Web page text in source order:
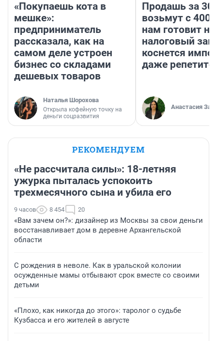
«Покупаешь кота в
мешке»:
предприниматель
рассказала, как на
самом деле устроен
бизнес со складами
дешевых товаров
Наталья Шорохова
Открыла кофейную точку на
деньги соцразвития
Продашь за
возьмут с
нам готовит
налоговый
коснется
даже
Анастасия
РЕКОМЕНДУЕМ
«Не рассчитала силы»: 18-летняя
ужурка пыталась успокоить
трехмесячного сына и убила его
9 часов 8 454 20
«Вам зачем он?»: дизайнер из Москвы за свои деньги
восстанавливает дом в деревне Архангельской
области
С рождения в неволе. Как в уральской колонии
осужденные мамы отбывают срок вместе со своими
детьми
«Плохо, как никогда до этого»: таролог о судьбе
Кузбасса и его жителей в августе